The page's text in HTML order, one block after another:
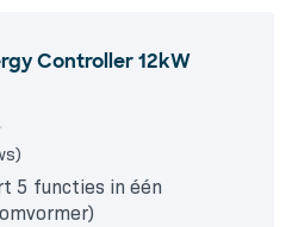
Controller 12kW
5 functies in één